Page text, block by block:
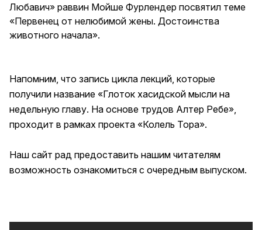
Любавич» раввин Мойше Фурлендер посвятил теме
«Первенец от нелюбимой жены. Достоинства
животного начала».
Напомним, что запись цикла лекций, которые
получили название «Глоток хасидской мысли на
недельную главу. На основе трудов Алтер Ребе»,
проходит в рамках проекта «Колель Тора».
Наш сайт рад предоставить нашим читателям
возможность ознакомиться с очередным выпуском.